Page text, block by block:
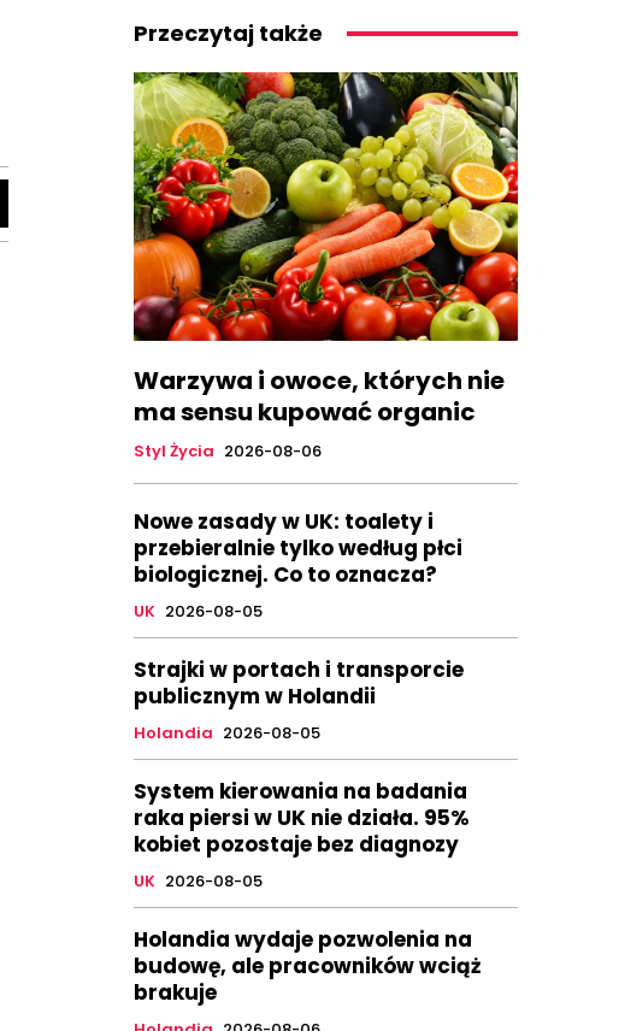
Przeczytaj także
Warzywa i owoce, których nie
ma sensu kupować organic
Styl Życia 2026-08-06
Nowe zasady w UK: toalety i
przebieralnie tylko według płci
biologicznej. Co to oznacza?
UK 2026-08-05
Strajki w portach i transporcie
publicznym w Holandii
Holandia 2026-08-05
System kierowania na badania
raka piersi w UK nie działa. 95%
kobiet pozostaje bez diagnozy
UK 2026-08-05
Holandia wydaje pozwolenia na
budowę, ale pracowników wciąż
brakuje